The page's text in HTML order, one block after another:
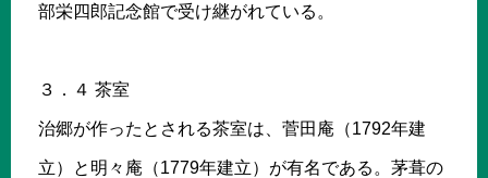
部栄四郎記念館で受け継がれている。
３．４ 茶室
治郷が作ったとされる茶室は、菅田庵（1792年建
立）と明々庵（1779年建立）が有名である。茅葺の